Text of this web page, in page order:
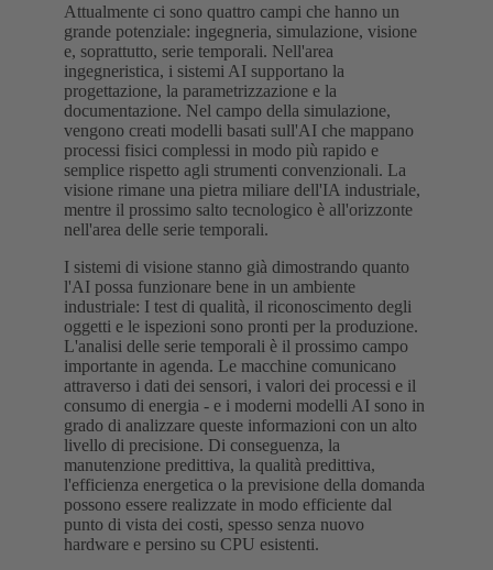
Attualmente ci sono quattro campi che hanno un
grande potenziale: ingegneria, simulazione, visione
e, soprattutto, serie temporali. Nell'area
ingegneristica, i sistemi AI supportano la
progettazione, la parametrizzazione e la
documentazione. Nel campo della simulazione,
vengono creati modelli basati sull'AI che mappano
processi fisici complessi in modo più rapido e
semplice rispetto agli strumenti convenzionali. La
visione rimane una pietra miliare dell'IA industriale,
mentre il prossimo salto tecnologico è all'orizzonte
nell'area delle serie temporali.
I sistemi di visione stanno già dimostrando quanto
l'AI possa funzionare bene in un ambiente
industriale: I test di qualità, il riconoscimento degli
oggetti e le ispezioni sono pronti per la produzione.
L'analisi delle serie temporali è il prossimo campo
importante in agenda. Le macchine comunicano
attraverso i dati dei sensori, i valori dei processi e il
consumo di energia - e i moderni modelli AI sono in
grado di analizzare queste informazioni con un alto
livello di precisione. Di conseguenza, la
manutenzione predittiva, la qualità predittiva,
l'efficienza energetica o la previsione della domanda
possono essere realizzate in modo efficiente dal
punto di vista dei costi, spesso senza nuovo
hardware e persino su CPU esistenti.